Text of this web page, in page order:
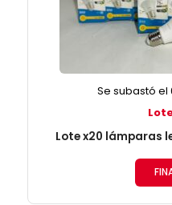
Se subastó el
Lote x20 lámparas